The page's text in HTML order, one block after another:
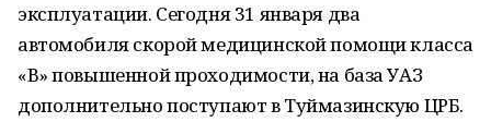
эксплуатации. Сегодня 31 января два
автомобиля скорой медицинской помощи класса
«В» повышенной проходимости, на база УАЗ
дополнительно поступают в Туймазинскую ЦРБ.